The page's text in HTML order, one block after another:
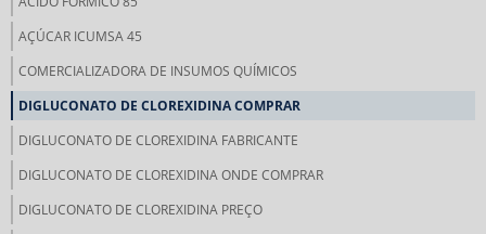
AÇÚCAR ICUMSA 45
COMERCIALIZADORA DE INSUMOS QUÍMICOS
DIGLUCONATO DE CLOREXIDINA COMPRAR
DIGLUCONATO DE CLOREXIDINA FABRICANTE
DIGLUCONATO DE CLOREXIDINA ONDE COMPRAR
DIGLUCONATO DE CLOREXIDINA PREÇO